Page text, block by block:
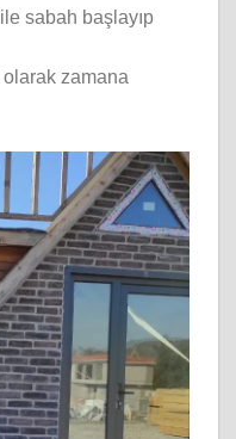
ile sabah başlayıp
olarak zamana